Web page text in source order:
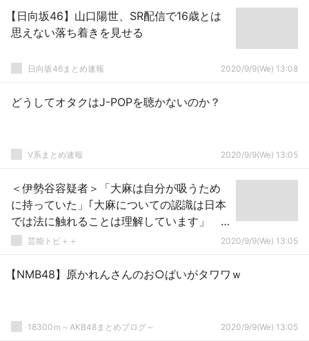
【日向坂46】山口陽世、SR配信で16歳とは
思えない落ち着きを見せる
日向坂46まとめ速報 2020/9/9(We) 13:08
どうしてオタクはJ-POPを聴かないのか？
V系まとめ速報 2020/9/9(We) 13:05
＜伊勢谷容疑者＞「大麻は自分が吸うため
に持っていた」｢大麻についての認識は日本
では法に触れることは理解しています」
← 日本ではってなんだよwww
芸能トピ＋＋ 2020/9/9(We) 13:05
【NMB48】原かれんさんのお○ぱいがタワワｗ
18300ｍ～AKB48まとめブログ～ 2020/9/9(We) 13:05